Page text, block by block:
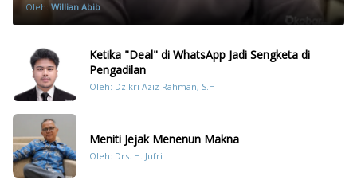
Oleh:Willian Abib
Ketika "Deal" di WhatsApp Jadi Sengketa di
Pengadilan
Oleh: Dzikri Aziz Rahman, S.H
Meniti Jejak Menenun Makna
Oleh: Drs. H. Jufri